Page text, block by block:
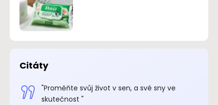
Citáty
"Proměňte svůj život v sen, a své sny ve
skutečnost "